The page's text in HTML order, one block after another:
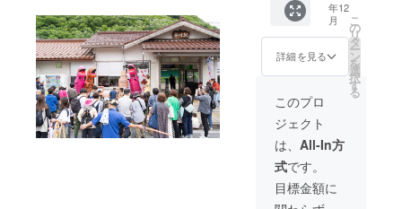
り掲載
・掲載
方法：
文字の
項：支
援時、
必ず備
考欄に
掲載を
希望さ
れるお
名前を
レート
を設置
いたし
ます。
内容は
お名前
プレー
ト(個人
向け)と
同じも
のにな
りま
す。 ・
掲載期
年12
月
詳細を見る
こ
の
リ
タ
ー
ン
を
選
択
す
る
このプロ
ジェクト
は、 All-In方
式です。
目標金額に